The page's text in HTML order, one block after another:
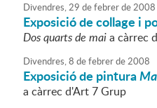
Divendres,29 defebrerde2008
Exposició de collage i
Dos quarts de maia càrrec
Divendres,8 defebrerde2008
Exposició de pintura
a càrrec d'Art 7 Grup